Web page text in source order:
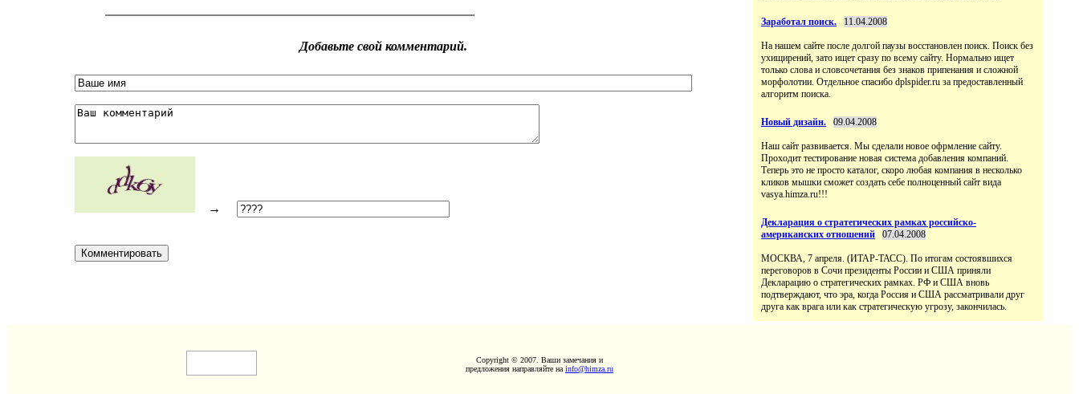
Добавьте свой комментарий.
→
Заработал поиск. 11.04.2008
На нашем сайте после долгой паузы восстановлен поиск. Поиск без
ухищирений, зато ищет сразу по всему сайту. Нормально ищет
только слова и словсочетания без знаков припенания и сложной
морфолотии. Отдельное спасибо dplspider.ru за предоставленный
алгоритм поиска.
Новый дизайн. 09.04.2008
Наш сайт развивается. Мы сделали новое офрмление сайту.
Проходит тестирование новая система добавления компаний.
Теперь это не просто каталог, скоро любая компания в несколько
кликов мышки сможет создать себе полноценный сайт вида
vasya.himza.ru!!!
Декларация о стратегических рамках российско-
американских отношений
07.04.2008
МОСКВА, 7 апреля. (ИТАР-ТАСС). По итогам состоявшихся
переговоров в Сочи президенты России и США приняли
Декларацию о стратегических рамках. РФ и США вновь
подтверждают, что эра, когда Россия и США рассматривали друг
друга как врага или как стратегическую угрозу, закончилась.
Copyright © 2007. Ваши замечания и
предложения направляйте на info@himza.ru